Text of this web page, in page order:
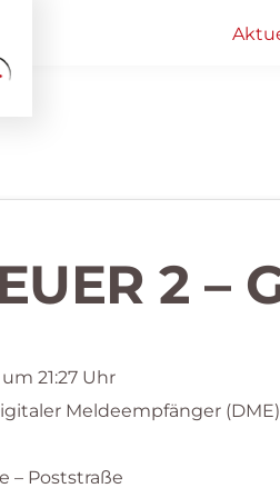
2 –
21:27 Uhr
Meldeempfänger (DME)
– Poststraße